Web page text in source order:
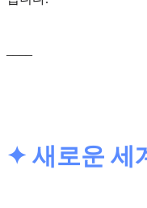
✦ 새로운 세